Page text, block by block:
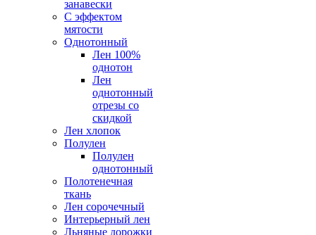
занавески
С эффектом
мятости
Однотонный
Лен 100%
однотон
Лен
однотонный
отрезы со
скидкой
Лен хлопок
Полулен
Полулен
однотонный
Полотенечная
ткань
Лен сорочечный
Интерьерный лен
Льняные дорожки